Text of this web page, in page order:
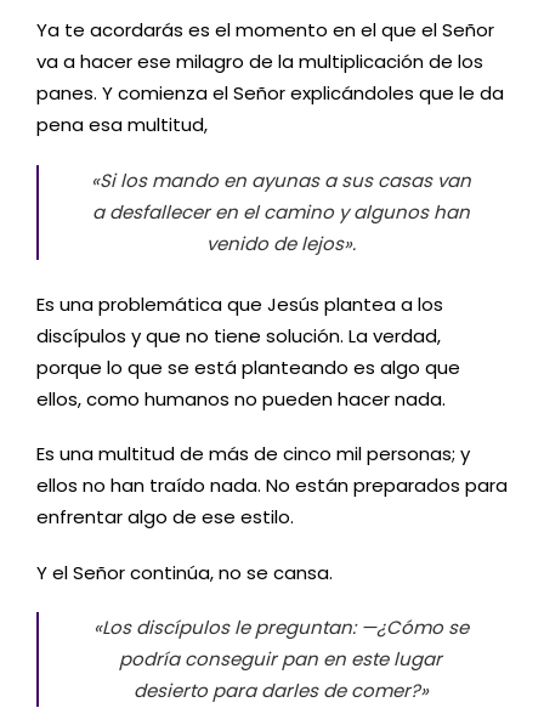
Ya te acordarás es el momento en el que el Señor
va a hacer ese milagro de la multiplicación de los
panes. Y comienza el Señor explicándoles que le da
pena esa multitud,
«Si los mando en ayunas a sus casas van
a desfallecer en el camino y algunos han
venido de lejos».
Es una problemática que Jesús plantea a los
discípulos y que no tiene solución. La verdad,
porque lo que se está planteando es algo que
ellos, como humanos no pueden hacer nada.
Es una multitud de más de cinco mil personas; y
ellos no han traído nada. No están preparados para
enfrentar algo de ese estilo.
Y el Señor continúa, no se cansa.
«Los discípulos le preguntan: —¿Cómo se
podría conseguir pan en este lugar
desierto para darles de comer?»